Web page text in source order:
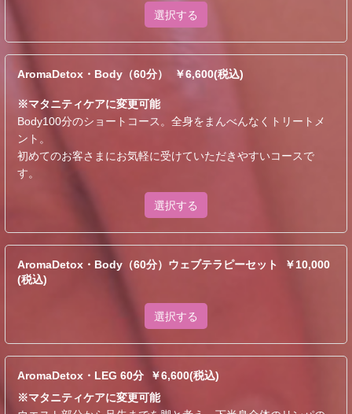
選択する
AromaDetox・Body（60分） ￥6,600(税込)
※マタニティケアに変更可能
Body100分のショートコース。全身をまんべんなくトリートメ
ント。
初めてのお客さまにお気軽に受けていただきやすいコースで
す。
選択する
AromaDetox・Body（60分）ウェブテラピーセット ￥10,000
(税込)
選択する
AromaDetox・LEG 60分 ￥6,600(税込)
※マタニティケアに変更可能